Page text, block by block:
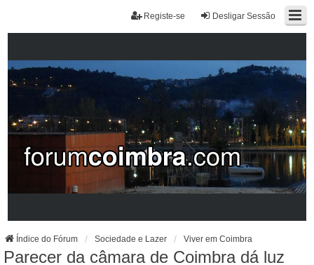
Desligar Sessão
Registe-se
Índice do Fórum Sociedade e Lazer Viver em Coimbra
Parecer da câmara de Coimbra dá luz